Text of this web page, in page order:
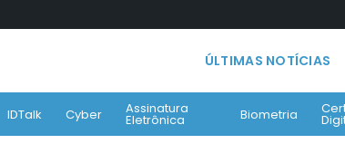
ÚLTIMAS NOTÍCIAS
IDTalk Cyber Assinatura
Eletrônica Biometria